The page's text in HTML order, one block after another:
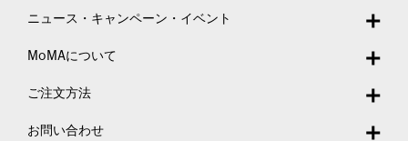
ニュース・キャンペーン・イベント
MoMAについて
ご注文方法
お問い合わせ